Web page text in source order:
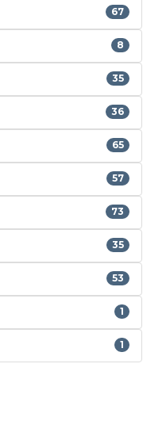
67
8
35
36
65
57
73
35
53
1
1